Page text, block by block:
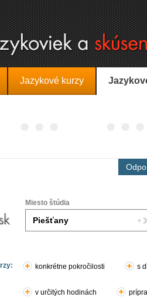
Jazykové kurzy
Miesto štúdia
konkrétne pokročilosti s
v určitých hodinách